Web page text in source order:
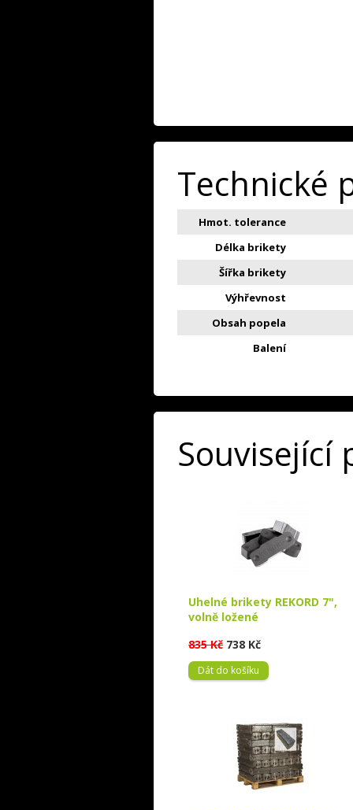
Technické
Hmot. tolerance
Délka brikety
Šířka brikety
Výhřevnost
Obsah popela
Balení
Související
Uhelné brikety REKORD 7",
volně ložené
835 Kč 738 Kč
Dát do košíku